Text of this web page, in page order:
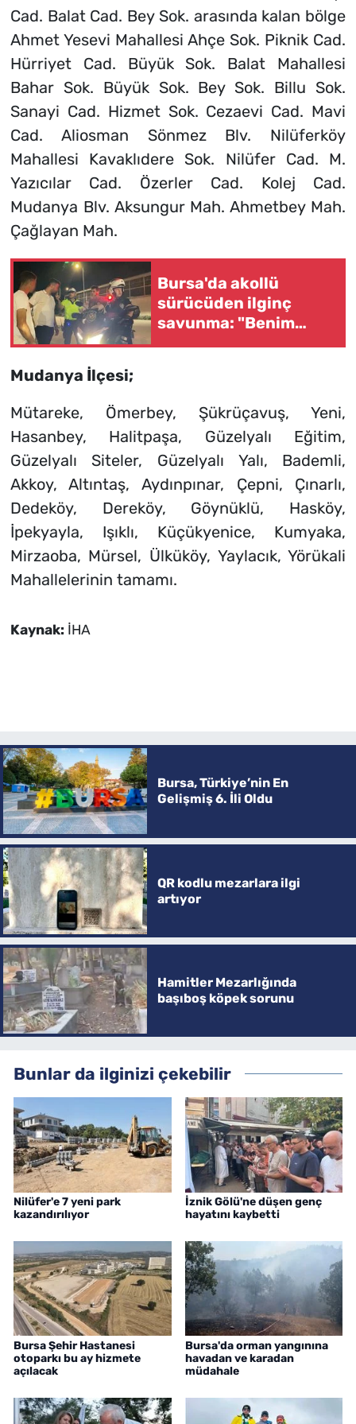
Cad. Balat Cad. Bey Sok. arasında kalan bölge
Ahmet Yesevi Mahallesi Ahçe Sok. Piknik Cad.
Hürriyet Cad. Büyük Sok. Balat Mahallesi
Bahar Sok. Büyük Sok. Bey Sok. Billu Sok.
Sanayi Cad. Hizmet Sok. Cezaevi Cad. Mavi
Cad. Aliosman Sönmez Blv. Nilüferköy
Mahallesi Kavaklıdere Sok. Nilüfer Cad. M.
Yazıcılar Cad. Özerler Cad. Kolej Cad.
Mudanya Blv. Aksungur Mah. Ahmetbey Mah.
Çağlayan Mah.
Bursa'da akollü
sürücüden ilginç
savunma: "Benim
Mudanya İlçesi;
Mütareke, Ömerbey, Şükrüçavuş, Yeni,
Hasanbey, Halitpaşa, Güzelyalı Eğitim,
Güzelyalı Siteler, Güzelyalı Yalı, Bademli,
Akkoy, Altıntaş, Aydınpınar, Çepni, Çınarlı,
Dedeköy, Dereköy, Göynüklü, Hasköy,
İpekyayla, Işıklı, Küçükyenice, Kumyaka,
Mirzaoba, Mürsel, Ülküköy, Yaylacık, Yörükali
Mahallelerinin tamamı.
Kaynak: İHA
Bursa, Türkiye’nin En
Gelişmiş 6. İli Oldu
QR kodlu mezarlara ilgi
artıyor
Hamitler Mezarlığında
başıboş köpek sorunu
Bunlar da ilginizi çekebilir
Nilüfer'e 7 yeni park
kazandırılıyor
İznik Gölü'ne düşen genç
hayatını kaybetti
Bursa Şehir Hastanesi
otoparkı bu ay hizmete
açılacak
Bursa'da orman yangınına
havadan ve karadan
müdahale